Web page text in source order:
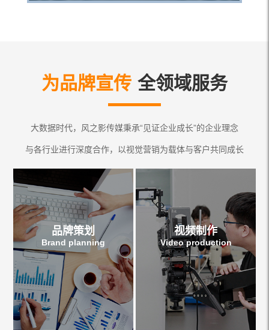
为品牌宣传 全领域服务
大数据时代，风之影传媒秉承“见证企业成长”的企业理念
与各行业进行深度合作，以视觉营销为载体与客户共同成长
品牌策划
Brand planning
视频制作
Video production